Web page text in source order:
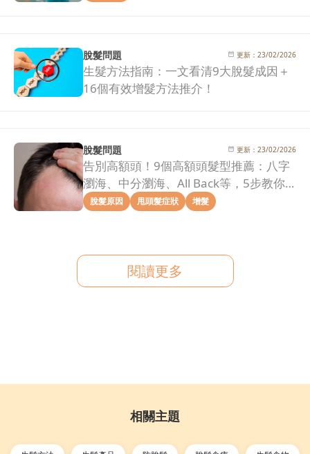
脫髮問題 更新： 23/02/2026
生髮方法指南：一文看清9大脫髮成因＋
16個有效增髮方法推介！
脫髮問題 更新： 23/02/2026
告別高額頭！9個高額頭髮型推薦：八字
瀏海、中分瀏海、All Back等，5步教你
拯救髮際線危機！
脫髮原因 甩頭髮症狀 增髮
閱讀更多
相關主題